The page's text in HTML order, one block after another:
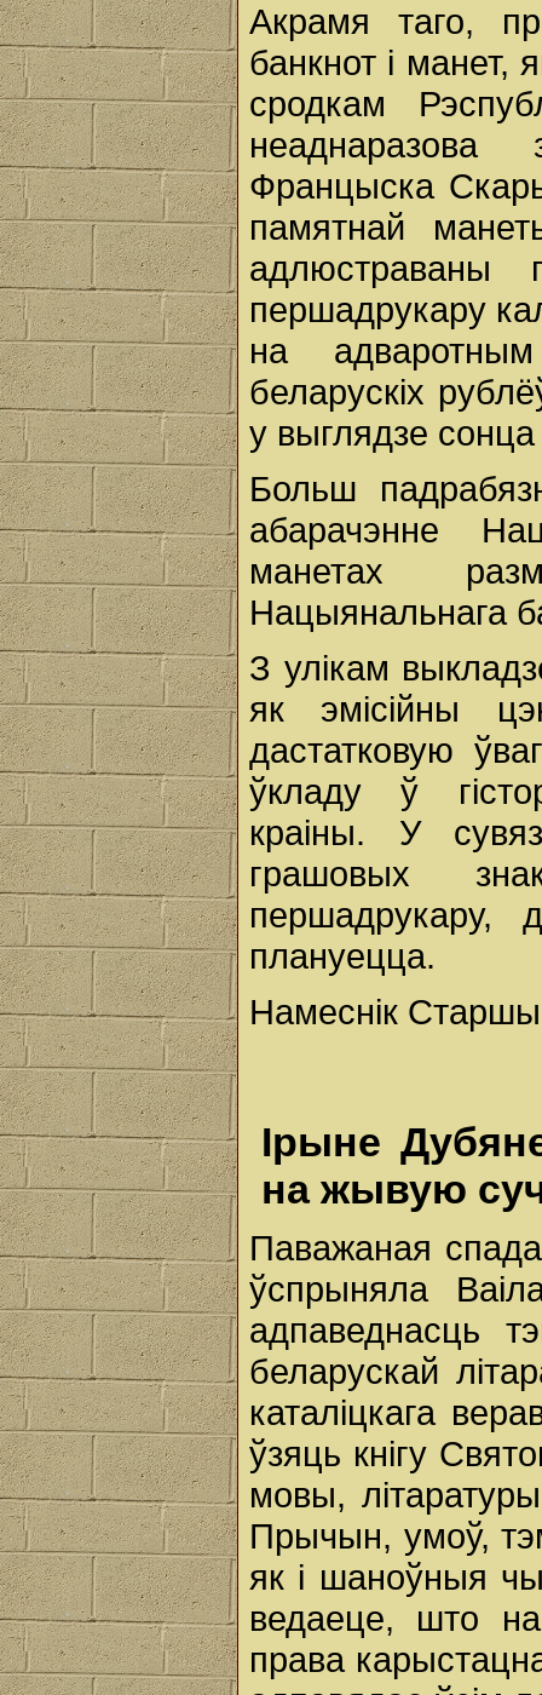
Акрамя таго,
банкнот і
сродкам
Францыска
памятнай
адлюстраваны
першадрукару
на
беларускіх
у выглядзе
Больш
абарачэнне
манетах
Нацыянальнага
З улікам
як эмісійны
дастатковую
ўкладу ў
краіны. У
грашовых
першадрукару,
плануецца.
Намеснік
Ірыне
на жывую
Паважаная
ўспрыняла
адпаведнасць
беларускай
каталіцкага
ўзяць кнігу
мовы,
Прычын, умоў,
як і шаноўныя
ведаеце, што
права